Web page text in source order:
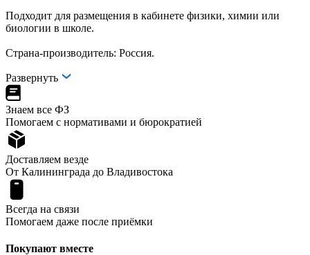
Подходит для размещения в кабинете физики, химии или
биологии в школе.
Страна-производитель: Россия.
Развернуть
Знаем все ФЗ
Помогаем с нормативами и бюрократией
Доставляем везде
От Калининграда до Владивостока
Всегда на связи
Помогаем даже после приёмки
Покупают вместе